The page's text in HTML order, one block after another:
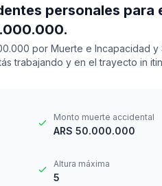
personales para
por Muerte e Incapacidad
trabajando y en el trayecto in
Monto muerte accidental
ARS 50.000.000
Altura máxima
5